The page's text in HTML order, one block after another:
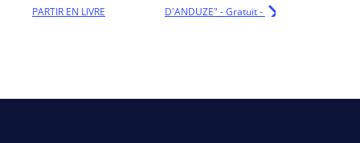
PARTIR EN LIVRE
D'ANDUZE" - Gratuit -